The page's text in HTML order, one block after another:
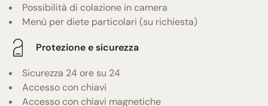
Possibilità di colazione in camera
Menù per diete particolari (su richiesta)
Protezione e sicurezza
Sicurezza 24 ore su 24
Accesso con chiavi
Accesso con chiavi magnetiche